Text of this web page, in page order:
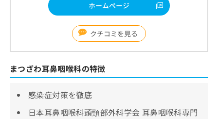
ホームページ
クチコミを見る
まつざわ耳鼻咽喉科の特徴
感染症対策を徹底
日本耳鼻咽喉科頭頸部外科学会 耳鼻咽喉科専門